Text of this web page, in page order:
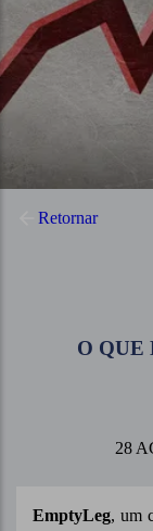
Retornar
O QUE
28
EmptyLeg, um